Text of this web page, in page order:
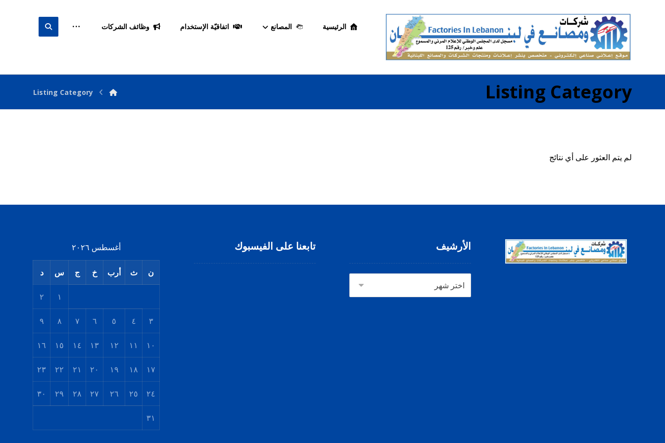
الرئيسية المصانع اتفاقيّة الإستخدام وظائف الشركات
Listing Category
Listing Category
لم يتم العثور على أي نتائج
الأرشيف تابعنا على الفيسبوك أغسطس ٢٠٢٦
ن ث أرب خ ج س د
١ ٢
٣ ٤ ٥ ٦ ٧ ٨ ٩
١٠ ١١ ١٢ ١٣ ١٤ ١٥ ١٦
١٧ ١٨ ١٩ ٢٠ ٢١ ٢٢ ٢٣
٢٤ ٢٥ ٢٦ ٢٧ ٢٨ ٢٩ ٣٠
٣١